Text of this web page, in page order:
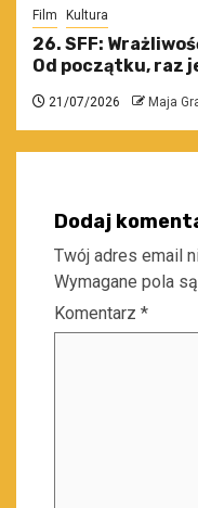
Film Kultura
26. SFF:
Od początku, raz
21/07/2026 Maja
Dodaj
Twój adres email
Wymagane pola
Komentarz *